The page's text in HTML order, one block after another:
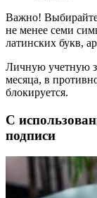
Важно!
не менее семи
латинских букв,
Личную учетную
месяца, в
блокируется.
С
подписи